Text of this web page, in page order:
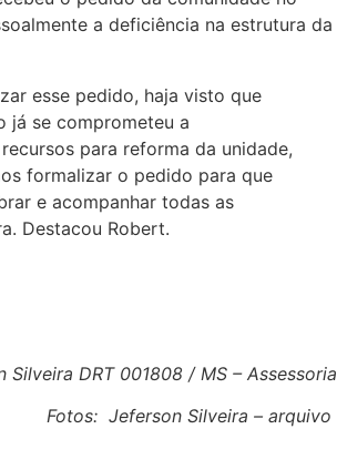
a deficiência na estrutura da
esse pedido, haja visto que
já se comprometeu a
para reforma da unidade,
formalizar o pedido para que
e acompanhar todas as
Destacou Robert.
Silveira DRT 001808 / MS – Assessoria
Fotos: Jeferson Silveira – arquivo